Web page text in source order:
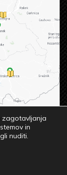
VILHARJA
zagotavljanja
in
nuditi.